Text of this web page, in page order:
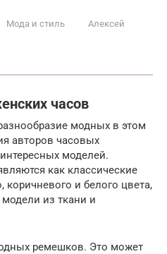
Мода и стиль
Алексей
часов
модных в этом
авторов часовых
моделей.
как классические
и белого цвета,
из ткани и
ремешков. Это может